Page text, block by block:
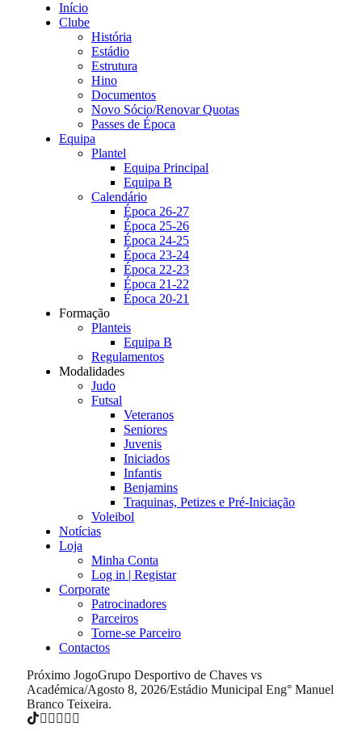
Início
Clube
História
Estádio
Estrutura
Hino
Documentos
Novo Sócio/Renovar Quotas
Passes de Época
Equipa
Plantel
Equipa Principal
Equipa B
Calendário
Época 26-27
Época 25-26
Época 24-25
Época 23-24
Época 22-23
Época 21-22
Época 20-21
Formação
Planteis
Equipa B
Regulamentos
Modalidades
Judo
Futsal
Veteranos
Seniores
Juvenis
Iniciados
Infantis
Benjamins
Traquinas, Petizes e Pré-Iniciação
Voleibol
Notícias
Loja
Minha Conta
Log in | Registar
Corporate
Patrocinadores
Parceiros
Torne-se Parceiro
Contactos
Próximo JogoGrupo Desportivo de Chaves vs
Académica/Agosto 8, 2026/Estádio Municipal Eng° Manuel
Branco Teixeira.